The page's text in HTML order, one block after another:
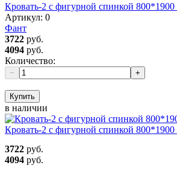
Кровать-2 с фигурной спинкой 800*1900
Артикул: 0
Фант
3722 руб.
4094 руб.
Количество:
− +
Купить
в наличии
Кровать-2 с фигурной спинкой
3722 руб.
4094 руб.